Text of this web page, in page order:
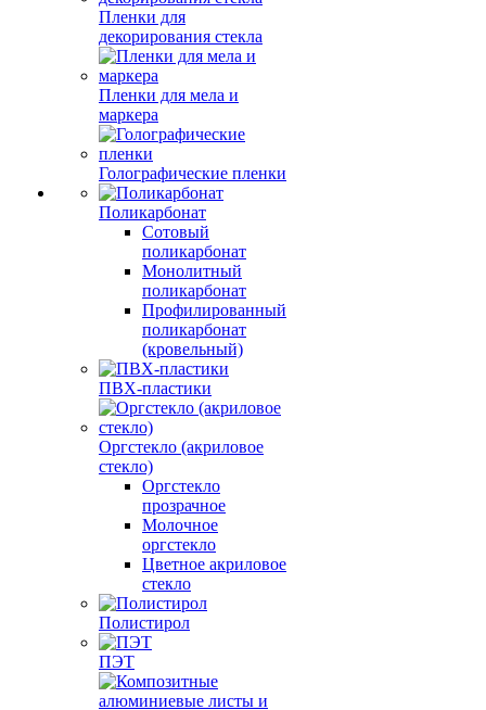
Пленки для
декорирования стекла
Пленки для мела и
маркера
Голографические пленки
Поликарбонат
Сотовый
поликарбонат
Монолитный
поликарбонат
Профилированный
поликарбонат
(кровельный)
ПВХ-пластики
Оргстекло (акриловое
стекло)
Оргстекло
прозрачное
Молочное
оргстекло
Цветное акриловое
стекло
Полистирол
ПЭТ